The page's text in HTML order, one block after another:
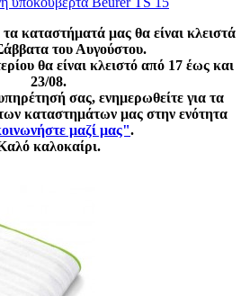
καταστήματά μας θα είναι κλειστά
του Αυγούστου.
θα είναι κλειστό από 17 έως και
23/08.
σας, ενημερωθείτε για τα
καταστημάτων μας στην ενότητα
μαζί μας".
καλοκαίρι.